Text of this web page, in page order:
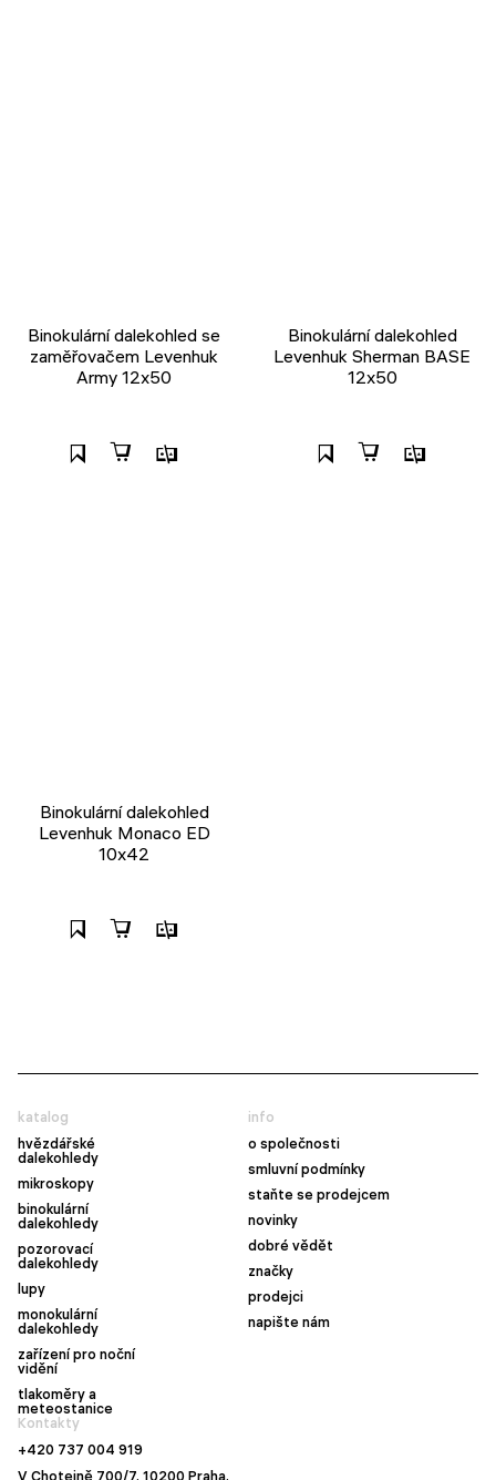
Binokulární dalekohled se
zaměřovačem Levenhuk
Army 12x50
Binokulární dalekohled
Levenhuk Sherman BASE
12x50
Binokulární dalekohled
Levenhuk Monaco ED
10x42
katalog
hvězdářské
dalekohledy
mikroskopy
binokulární
dalekohledy
pozorovací
dalekohledy
lupy
monokulární
dalekohledy
zařízení pro noční
vidění
tlakoměry a
meteostanice
info
o společnosti
smluvní podmínky
staňte se prodejcem
novinky
dobré vědět
značky
prodejci
napište nám
Kontakty
+420 737 004 919
V Chotejně 700/7, 10200 Praha,